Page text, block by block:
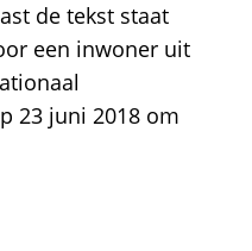
de tekst staat
een inwoner uit
23 juni 2018 om